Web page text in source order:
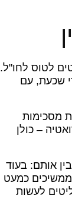
לטוס לחו"ל.
שכעת, עם
מסכימות
– כולן
אותם: בעוד
ממשיכים כמעט
לעשות